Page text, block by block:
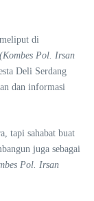
di
(Kombes Pol. Irsan
Deli Serdang
dan informasi
tapi sahabat buat
juga sebagai
Pol. Irsan